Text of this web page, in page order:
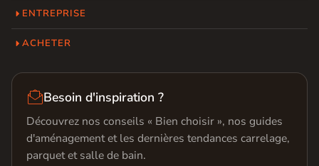
ENTREPRISE
ACHETER
Besoin d'inspiration ?
Découvrez nos conseils « Bien choisir », nos guides
d'aménagement et les dernières tendances carrelage,
parquet et salle de bain.